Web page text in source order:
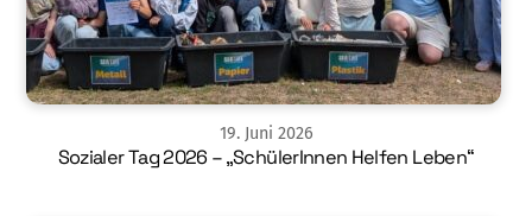
19. Juni 2026
Sozialer Tag 2026 – „SchülerInnen Helfen Leben“